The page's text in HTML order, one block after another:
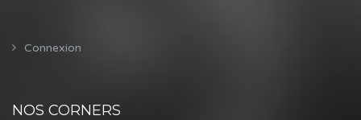
Connexion
NOS CORNERS